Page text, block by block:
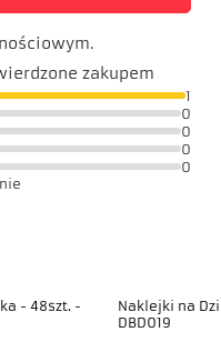
zakupem
1
0
0
0
0